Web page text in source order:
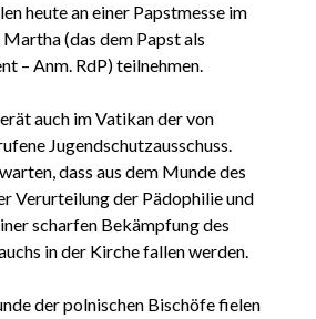
heute an einer Papstmesse im
(das dem Papst als
– Anm. RdP) teilnehmen.
auch im Vatikan der von
Jugendschutzausschuss.
dass aus dem Munde des
Verurteilung der Pädophilie und
scharfen Bekämpfung des
in der Kirche fallen werden.
der polnischen Bischöfe fielen